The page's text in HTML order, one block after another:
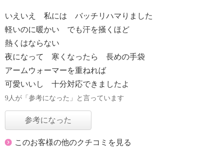
いえいえ 私には バッチリハマりました
軽いのに暖かい でも汗を掻くほど
熱くはならない
夜になって 寒くなったら 長めの手袋
アームウォーマーを重ねれば
可愛いいし 十分対応できましたよ
9人が「参考になった」と言っています
参考になった
このお客様の他のクチコミを見る